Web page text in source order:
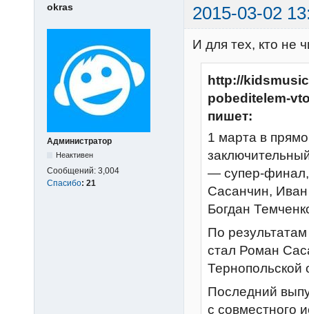
okras 2015-03-02
Администратор
Неактивен
Сообщений: 3,004
Спасибо: 21
И для тех, кто не
http://
pobeditelem-
пишет:
1 марта в
— супер-финал,
Сасанчин,
Богдан
По
стал Роман
Тернопольской
Последний
с совместного